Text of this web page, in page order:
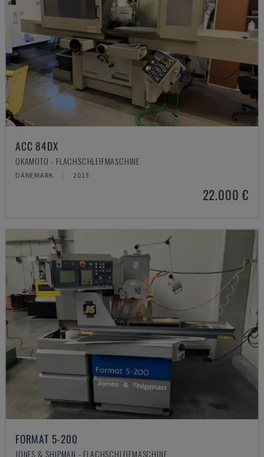
ACC 84DX
OKAMOTO - FLACHSCHLEIFMASCHINE
DÄNEMARK 2013
22.000 €
FORMAT 5-200
JONES & SHIPMAN - FLACHSCHLEIFMASCHINE